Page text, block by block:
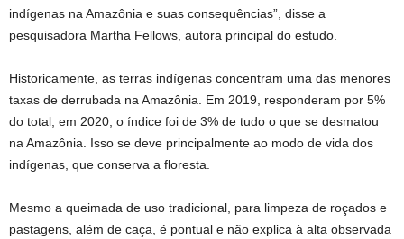
indígenas na Amazônia e suas consequências”, disse a
pesquisadora Martha Fellows, autora principal do estudo.
Historicamente, as terras indígenas concentram uma das menores
taxas de derrubada na Amazônia. Em 2019, responderam por 5%
do total; em 2020, o índice foi de 3% de tudo o que se desmatou
na Amazônia. Isso se deve principalmente ao modo de vida dos
indígenas, que conserva a floresta.
Mesmo a queimada de uso tradicional, para limpeza de roçados e
pastagens, além de caça, é pontual e não explica à alta observada